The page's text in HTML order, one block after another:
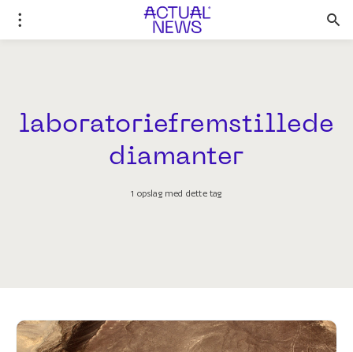
laboratoriefremstillede
diamanter
1 opslag med dette tag